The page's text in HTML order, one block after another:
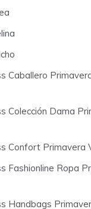
Caballero
Colección Dama
Confort Primavera
Fashionline Ropa
Handbags